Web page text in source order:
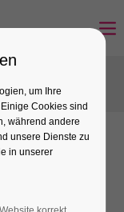
der
um Ihre
Cookies sind
während andere
unsere Dienste zu
in unserer